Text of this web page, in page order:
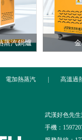
蒸汽鍋爐
電加熱蒸汽 高溫過
武漢好色先
手機：